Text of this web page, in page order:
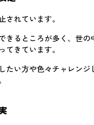
されています。
きるところが多く、世の
てきています。
たい方や色々チャレンジ